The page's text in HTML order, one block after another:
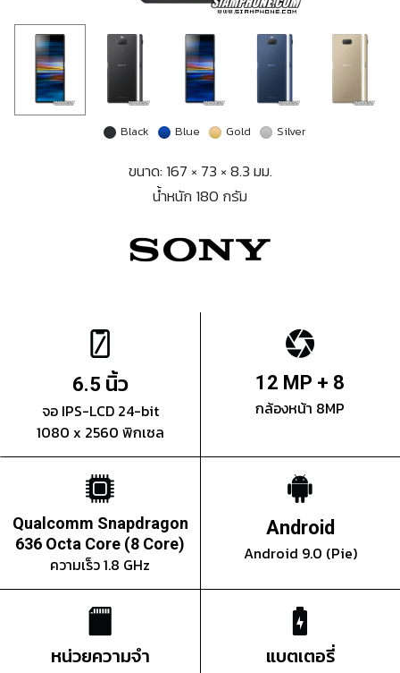
Black Blue Gold Silver
ขนาด: 167 × 73 × 8.3 มม.
น้ำหนัก 180 กรัม
6.5 นิ้ว
จอ IPS-LCD 24-bit
1080 x 2560 พิกเซล
12 MP + 8
กล้องหน้า 8MP
Qualcomm Snapdragon
636 Octa Core (8 Core)
ความเร็ว 1.8 GHz
Android
Android 9.0 (Pie)
หน่วยความจำ แบตเตอรี่